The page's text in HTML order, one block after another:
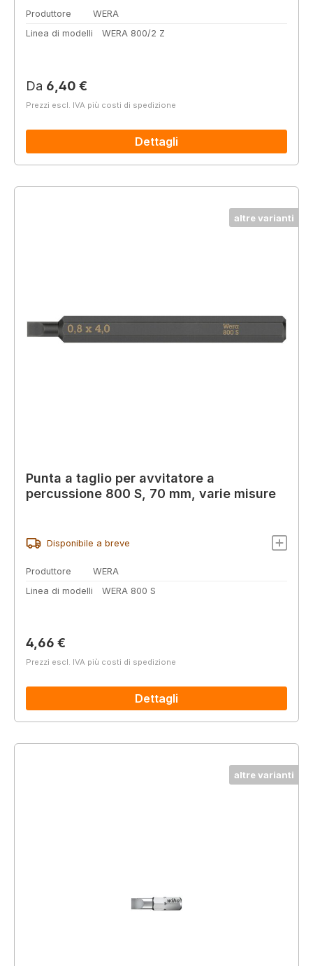
Produttore
WERA
Linea di modelli
WERA 800/2 Z
Prezzo normale:
Da 6,40 €
Prezzi escl. IVA più costi di spedizione
Dettagli
altre varianti
Punta a taglio per avvitatore a
percussione 800 S, 70 mm, varie misure
Disponibile a breve
Produttore
WERA
Linea di modelli
WERA 800 S
Prezzo normale:
4,66 €
Prezzi escl. IVA più costi di spedizione
Dettagli
altre varianti